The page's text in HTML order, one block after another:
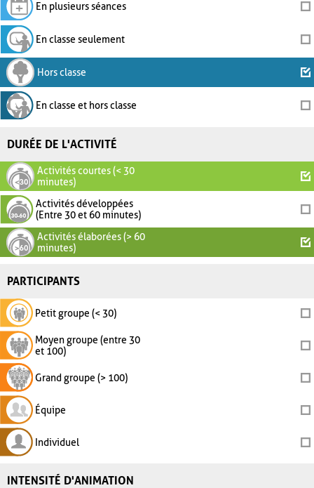
En plusieurs séances
En classe seulement
Hors classe
En classe et hors classe
DURÉE DE L'ACTIVITÉ
Activités courtes (< 30
minutes)
Activités développées
(Entre 30 et 60 minutes)
Activités élaborées (> 60
minutes)
PARTICIPANTS
Petit groupe (< 30)
Moyen groupe (entre 30
et 100)
Grand groupe (> 100)
Équipe
Individuel
INTENSITÉ D'ANIMATION